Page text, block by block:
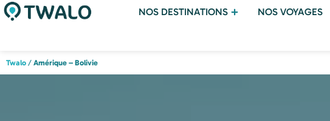
NOS DESTINATIONS NOS VOYAGES
Twalo / Amérique – Bolivie